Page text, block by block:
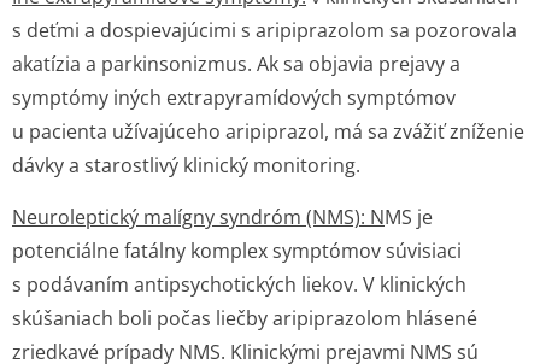
s deťmi a dospievajúcimi s aripiprazolom sa pozorovala
akatízia a parkinsonizmus. Ak sa objavia prejavy a
symptómy iných extrapyramídových symptómov
u pacienta užívajúceho aripiprazol, má sa zvážiť zníženie
dávky a starostlivý klinický monitoring.
Neuroleptický malígny syndróm (NMS): NMS je
potenciálne fatálny komplex symptómov súvisiaci
s podávaním antipsychotických liekov. V klinických
skúšaniach boli počas liečby aripiprazolom hlásené
zriedkavé prípady NMS. Klinickými prejavmi NMS sú